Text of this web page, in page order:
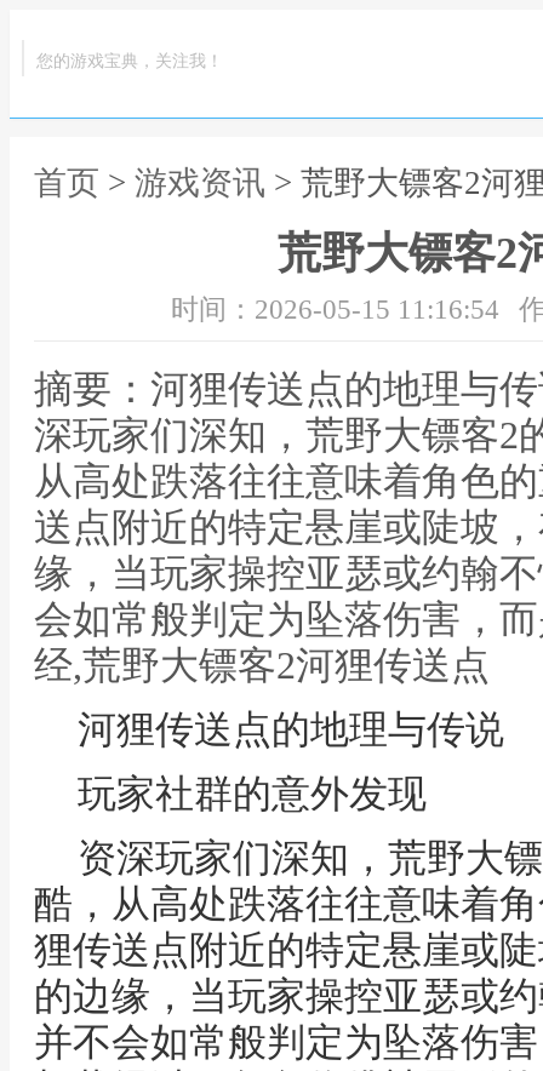
您的游戏宝典，关注我！
首页 > 游戏资讯 > 荒野大镖客2河
荒野大镖客2
时间：2026-05-15 11:16:54
摘要：河狸传送点的地理与
深玩家们深知，荒野大镖客2
从高处跌落往往意味着角色
送点附近的特定悬崖或陡坡
缘，当玩家操控亚瑟或约翰
会如常般判定为坠落伤害，
经,荒野大镖客2河狸传送点
河狸传送点的地理与传说
玩家社群的意外发现
资深玩家们深知，荒野大
酷，从高处跌落往往意味着
狸传送点附近的特定悬崖或
的边缘，当玩家操控亚瑟或
并不会如常般判定为坠落伤